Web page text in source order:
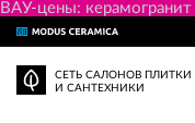
ВАУ-цены:
СЕТЬ САЛОНОВ ПЛИТКИ
И САНТЕХНИКИ